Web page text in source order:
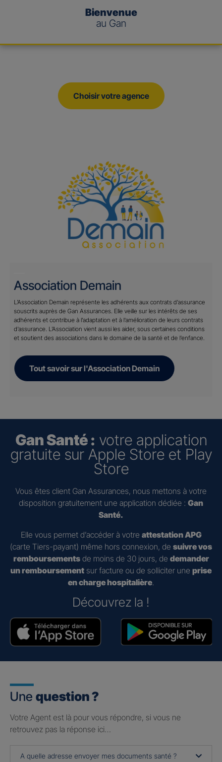
Bienvenue
au Gan
Choisir votre agence
Association Demain
L’Association Demain représente les adhérents aux contrats d’assurance
souscrits auprès de Gan Assurances. Elle veille sur les intérêts de ses
adhérents et contribue à l’adaptation et à l’amélioration de leurs contrats
d’assurance. L’Association vient aussi les aider, sous certaines conditions
et soutient des associations dans le domaine de la santé et de l’enfance.
Tout savoir sur l'Association Demain
Gan Santé : votre application
gratuite sur Apple Store et Play
Store
Vous êtes client Gan Assurances, nous mettons à votre
disposition gratuitement une application dédiée : Gan
Santé.
Elle vous permet d’accéder à votre attestation APG
(carte Tiers-payant) même hors connexion, de suivre vos
remboursementsde moins de 30 jours, de demander
un remboursement sur facture ou de solliciter une prise
en charge hospitalière.
Découvrez la !
Une question ?
Votre Agent est là pour vous répondre, si vous ne
retrouvez pas la réponse ici…
A quelle adresse envoyer mes documents santé ?